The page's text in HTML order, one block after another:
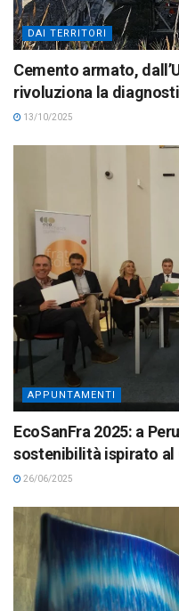
DAI TERRITORI
Cemento armato,
rivoluziona la
13/10/2025
APPUNTAMENTI
EcoSanFra 2025: a
sostenibilità ispirato al
26/06/2025